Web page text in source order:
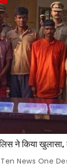
ने किया खुलासा,
Ten News One